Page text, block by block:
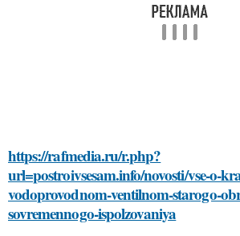
https://rafmedia.ru/r.php?
url=postroivsesam.info/novosti/vse-o-
vodoprovodnom-ventilnom-starogo-
sovremennogo-ispolzovaniya